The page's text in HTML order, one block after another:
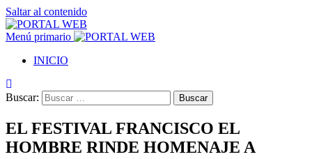
Saltar al contenido
Menú primario
INICIO
Buscar:
EL FESTIVAL FRANCISCO EL
HOMBRE RINDE HOMENAJE A